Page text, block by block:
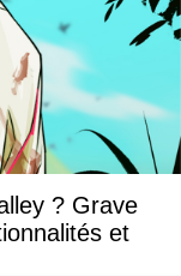
? Grave
et